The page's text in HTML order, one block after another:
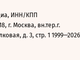
ИНН/КПП
г. Москва, вн.тер.г.
д. 3, стр. 1 1999—2026